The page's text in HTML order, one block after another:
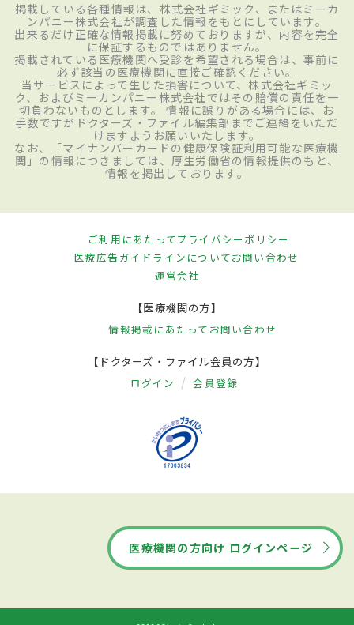
掲載している各種情報は、株式会社ギミック、またはミーカ
ンパニー株式会社が調査した情報をもとにしています。
出来るだけ正確な情報掲載に努めておりますが、内容を完全
に保証するものではありません。
掲載されている医療機関へ受診を希望される場合は、事前に
必ず該当の医療機関に直接ご確認ください。
当サービスによって生じた損害について、株式会社ギミッ
ク、およびミーカンパニー株式会社ではその賠償の責任を一
切負わないものとします。 情報に誤りがある場合には、お
手数ですがドクターズ・ファイル編集部までご連絡をいただ
けますようお願いいたします。
なお、「マイナンバーカードの健康保険証利用可能な医療機
関」の情報につきましては、厚生労働省の情報提供のもと、
情報を掲出しております。
ご利用にあたってプライバシーポリシー
医療広告ガイドラインについてお問い合わせ
運営会社
【医療機関の方】
情報掲載にあたって お問い合わせ
【ドクターズ・ファイル会員の方】
ログイン 会員登録
医療機関の方向け ログインページ